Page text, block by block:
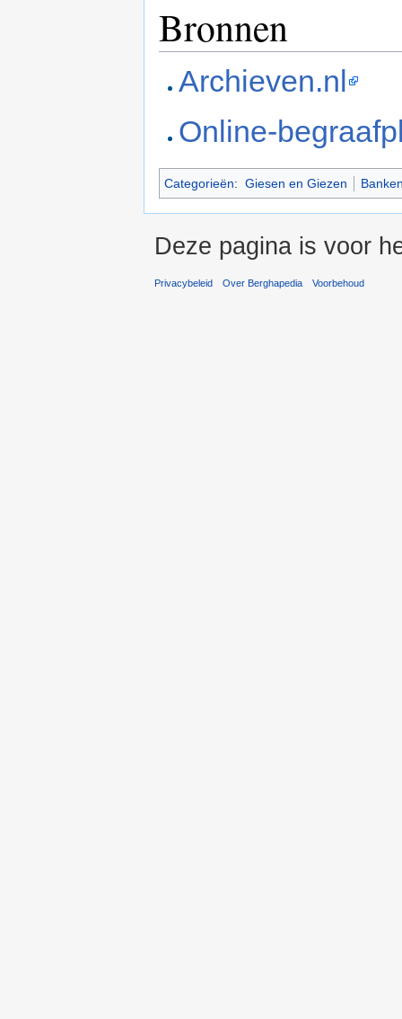
Bronnen
Archieven.nl
Online-
Categorieën: Giesen en Giezen
Deze pagina is voor
Privacybeleid Over Berghapedia Voorbehoud